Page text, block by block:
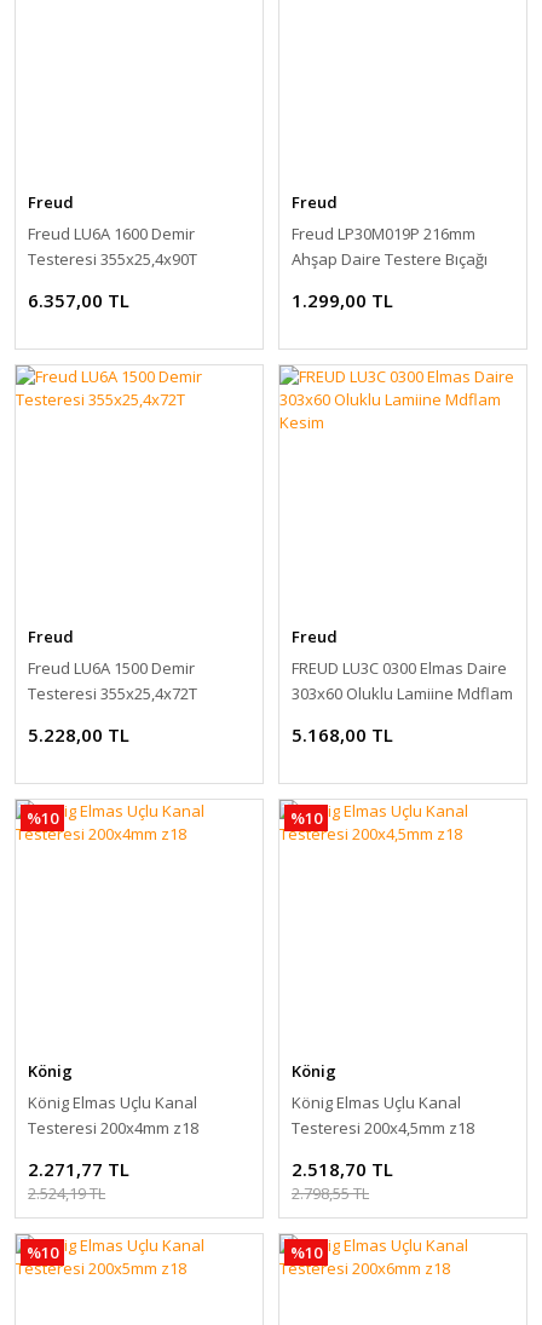
Freud
Freud LU6A 1600 Demir
Testeresi 355x25,4x90T
6.357,00 TL
Freud
Freud LP30M019P 216mm
Ahşap Daire Testere Bıçağı
1.299,00 TL
Freud
Freud LU6A 1500 Demir
Testeresi 355x25,4x72T
5.228,00 TL
Freud
FREUD LU3C 0300 Elmas Daire
303x60 Oluklu Lamiine Mdflam
5.168,00 TL
%10
König
König Elmas Uçlu Kanal
Testeresi 200x4mm z18
2.271,77 TL
2.524,19 TL
%10
König
König Elmas Uçlu Kanal
Testeresi 200x4,5mm z18
2.518,70 TL
2.798,55 TL
%10 %10